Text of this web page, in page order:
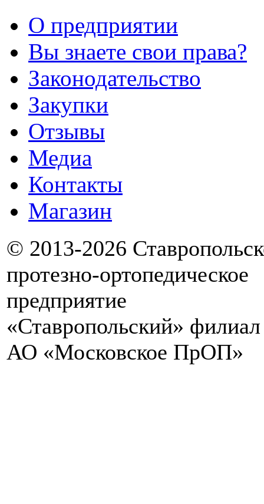
О предприятии
Вы знаете свои права?
Законодательство
Закупки
Отзывы
Медиа
Контакты
Магазин
© 2013-2026
протезно-ортопедическое
предприятие
«Ставропольский» филиал
АО «Московское ПрОП»